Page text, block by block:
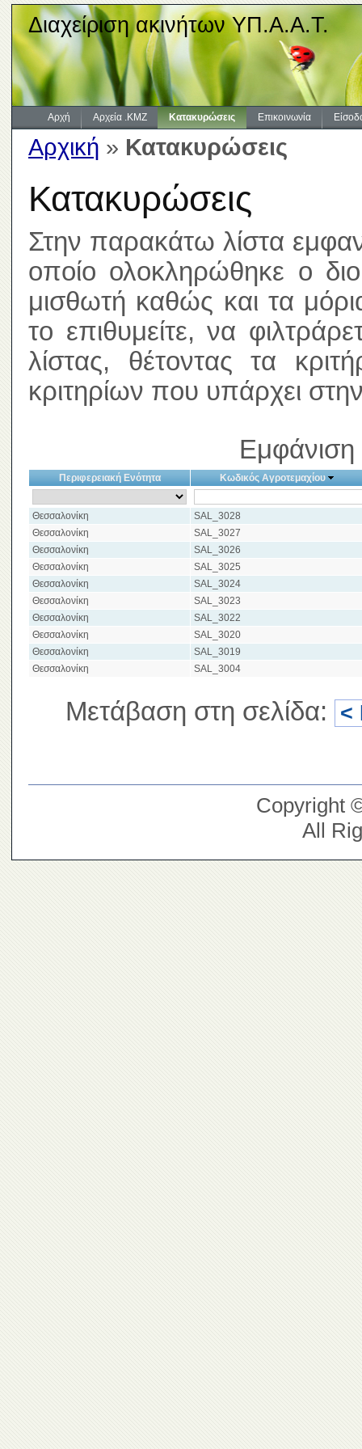
Διαχείριση ακινήτων ΥΠ.Α.Α.Τ.
Αρχή Αρχεία .KMZ Κατακυρώσεις Επικοινωνία
Αρχική » Κατακυρώσεις
Κατακυρώσεις
Στην παρακάτω λίστα
οποίο ολοκληρώθηκε ο
μισθωτή καθώς και τα
το επιθυμείτε, να
λίστας, θέτοντας τα
κριτηρίων που υπάρχει
Περιφερειακή Ενότητα Κωδικός Αγροτεμαχίου
Θεσσαλονίκη
SAL_3028
Θεσσαλονίκη
SAL_3027
Θεσσαλονίκη
SAL_3026
Θεσσαλονίκη
SAL_3025
Θεσσαλονίκη
SAL_3024
Θεσσαλονίκη
SAL_3023
Θεσσαλονίκη
SAL_3022
Θεσσαλονίκη
SAL_3020
Θεσσαλονίκη
SAL_3019
Θεσσαλονίκη
SAL_3004
Μετάβαση στη σελίδα: <
Copyright
All